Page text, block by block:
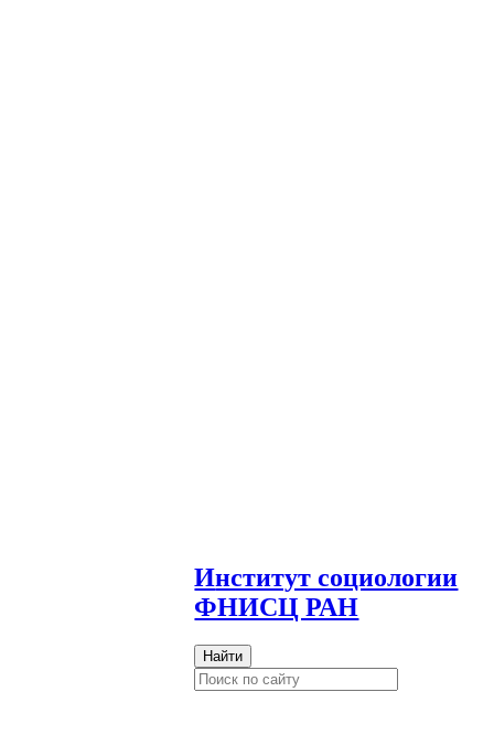
Институт социологии
ФНИСЦ РАН
Найти